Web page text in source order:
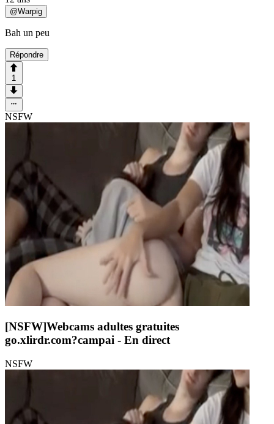
@Warpig
Bah un peu
Répondre
1
NSFW
[NSFW]Webcams adultes gratuites
go.xlirdr.com?campai - En direct
NSFW